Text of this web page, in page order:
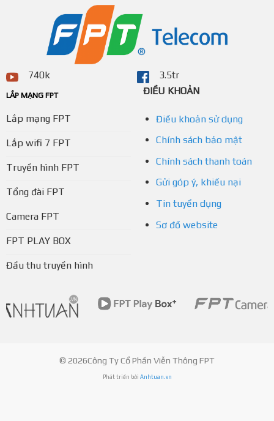
740k 3.5tr
LẮP MẠNG FPT
Lắp mạng FPT
Lắp wifi 7 FPT
Truyền hình FPT
Tổng đài FPT
Camera FPT
FPT PLAY BOX
Đầu thu truyền hình
ĐIỀU KHOẢN
Điều khoản sử dụng
Chính sách bảo mật
Chính sách thanh toán
Gửi góp ý, khiếu nại
Tin tuyển dụng
Sơ đồ website
© 2026Công Ty Cổ Phần Viễn Thông FPT
Phát triển bởi Anhtuan.vn